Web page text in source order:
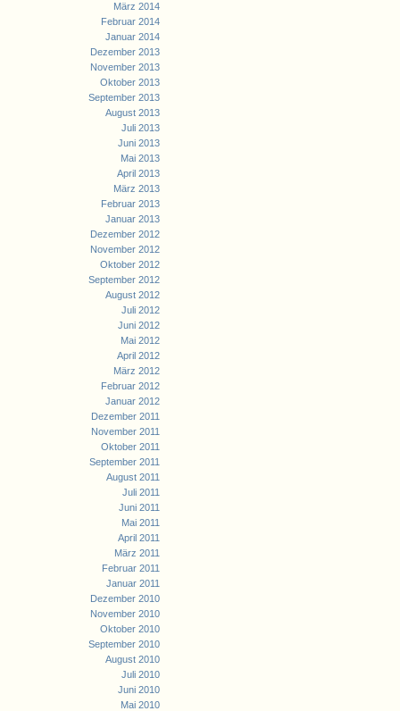
März 2014
Februar 2014
Januar 2014
Dezember 2013
November 2013
Oktober 2013
September 2013
August 2013
Juli 2013
Juni 2013
Mai 2013
April 2013
März 2013
Februar 2013
Januar 2013
Dezember 2012
November 2012
Oktober 2012
September 2012
August 2012
Juli 2012
Juni 2012
Mai 2012
April 2012
März 2012
Februar 2012
Januar 2012
Dezember 2011
November 2011
Oktober 2011
September 2011
August 2011
Juli 2011
Juni 2011
Mai 2011
April 2011
März 2011
Februar 2011
Januar 2011
Dezember 2010
November 2010
Oktober 2010
September 2010
August 2010
Juli 2010
Juni 2010
Mai 2010